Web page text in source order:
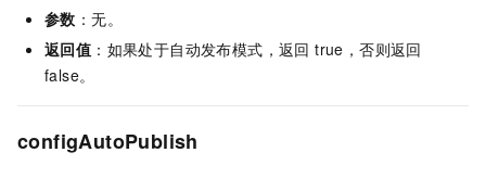
参数 ：无。
返回值 ：如果处于自动发布模式，返回 true，否则返回
false。
configAutoPublish